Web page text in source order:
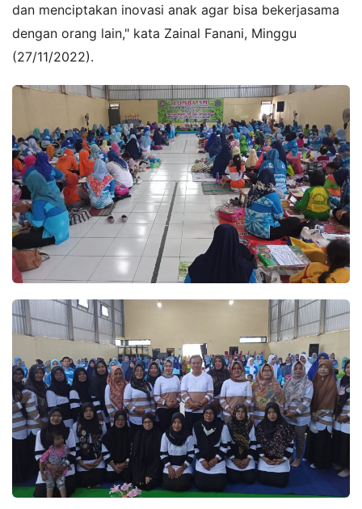
dan menciptakan inovasi anak agar bisa bekerjasama
dengan orang lain," kata Zainal Fanani, Minggu
(27/11/2022).